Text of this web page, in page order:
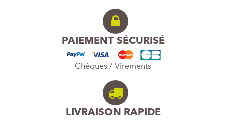
PAIEMENT SÉCURISÉ
Chèques / Virements
LIVRAISON RAPIDE